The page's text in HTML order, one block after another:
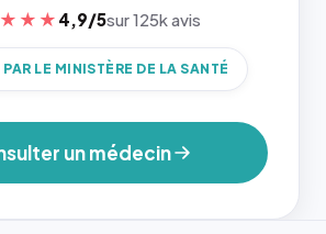
4,9/5sur 125k avis
PAR LE MINISTÈRE DE LA SANTÉ
un médecin